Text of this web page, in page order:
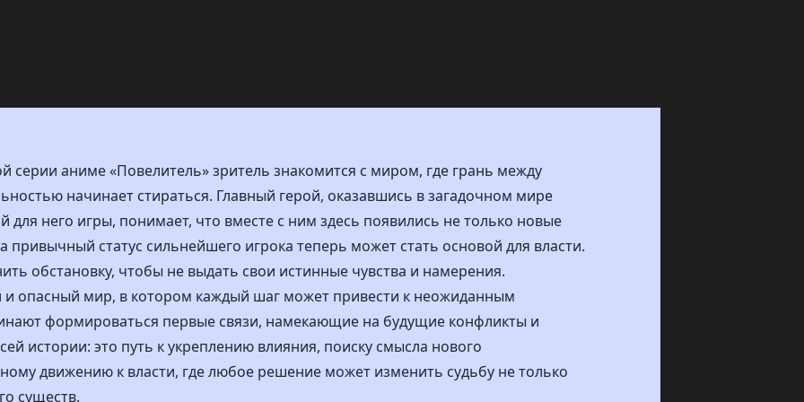
серии аниме «Повелитель» зритель знакомится с миром, где грань между
начинает стираться. Главный герой, оказавшись в загадочном мире
для него игры, понимает, что вместе с ним здесь появились не только новые
привычный статус сильнейшего игрока теперь может стать основой для власти.
обстановку, чтобы не выдать свои истинные чувства и намерения.
и опасный мир, в котором каждый шаг может привести к неожиданным
формироваться первые связи, намекающие на будущие конфликты и
истории: это путь к укреплению влияния, поиску смысла нового
движению к власти, где любое решение может изменить судьбу не только
существ.